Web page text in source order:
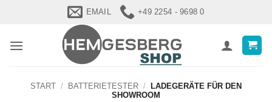
EMAIL +49 2254 - 9698 0
START / BATTERIETESTER /
LADEGERÄTE FÜR DEN
SHOWROOM